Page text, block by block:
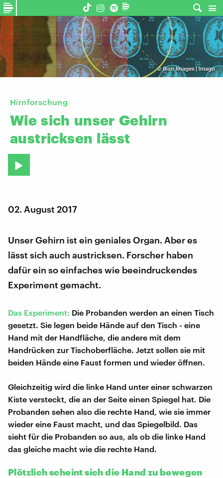
©Ikon Images | imago
Hirnforschung
Wie sich unser Gehirn
austricksen lässt
02. August 2017
Unser Gehirn ist ein geniales Organ. Aber es
lässt sich auch austricksen. Forscher haben
dafür ein so einfaches wie beeindruckendes
Experiment gemacht.
Das Experiment: Die Probanden werden an einen Tisch
gesetzt. Sie legen beide Hände auf den Tisch - eine
Hand mit der Handfläche, die andere mit dem
Handrücken zur Tischoberfläche. Jetzt sollen sie mit
beiden Hände eine Faust formen und wieder öffnen.
Gleichzeitig wird die linke Hand unter einer schwarzen
Kiste versteckt, die an der Seite einen Spiegel hat. Die
Probanden sehen also die rechte Hand, wie sie immer
wieder eine Faust macht, und das Spiegelbild. Das
sieht für die Probanden so aus, als ob die linke Hand
das gleiche macht wie die rechte Hand.
Plötzlich scheint sich die Hand zu bewegen